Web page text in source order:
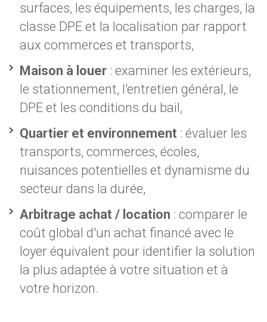
surfaces, les équipements, les charges, la
classe DPE et la localisation par rapport
aux commerces et transports,
Maison à louer : examiner les extérieurs,
le stationnement, l'entretien général, le
DPE et les conditions du bail,
Quartier et environnement : évaluer les
transports, commerces, écoles,
nuisances potentielles et dynamisme du
secteur dans la durée,
Arbitrage achat / location : comparer le
coût global d'un achat financé avec le
loyer équivalent pour identifier la solution
la plus adaptée à votre situation et à
votre horizon.